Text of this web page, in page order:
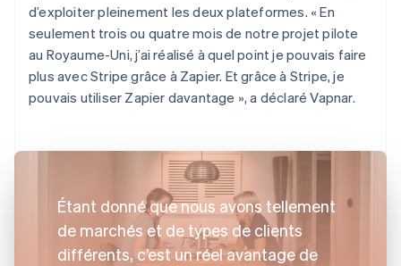
d’exploiter pleinement les deux plateformes. « En
seulement trois ou quatre mois de notre projet pilote
au Royaume-Uni, j’ai réalisé à quel point je pouvais faire
plus avec Stripe grâce à Zapier. Et grâce à Stripe, je
pouvais utiliser Zapier davantage », a déclaré Vapnar.
Étant donné que nous avons tellement
de marchés et de types de clients
différents, c’est un réel avantage de